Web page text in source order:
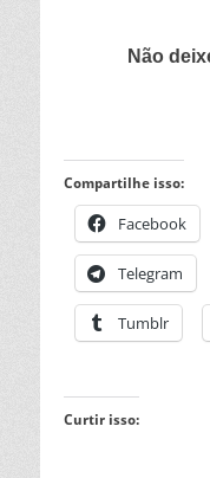
Não
Compartilhe isso:
Facebook
Telegram
Tumblr
Curtir isso: